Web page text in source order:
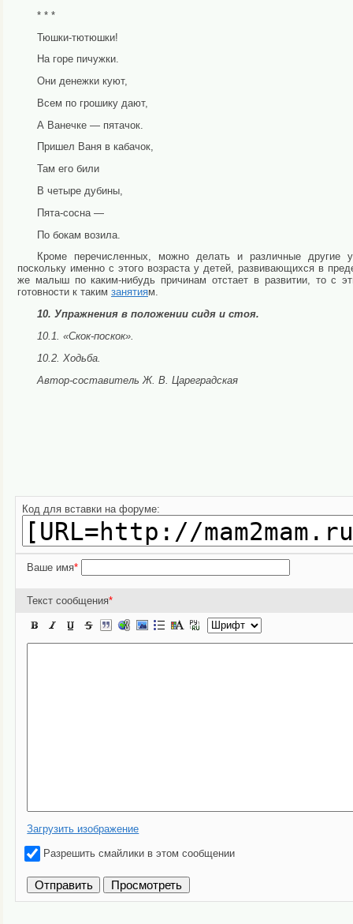
* * *
Тюшки-тютюшки!
На горе пичужки.
Они денежки куют,
Всем по грошику дают,
А Ванечке — пятачок.
Пришел Ваня в кабачок,
Там его били
В четыре дубины,
Пята-сосна —
По бокам возила.
Кроме перечисленных, можно делать и различные другие
поскольку именно с этого возраста у детей, развивающихся в
же малыш по каким-нибудь причинам отстает в развитии, то с
готовности к таким занятиям.
10. Упражнения в положении сидя и стоя.
10.1. «Скок-поскок».
10.2. Ходьба.
Автор-составитель Ж. В. Цареградская
Код для вставки на форуме:
Ваше имя*
Текст сообщения*
Загрузить изображение
Разрешить смайлики в этом сообщении